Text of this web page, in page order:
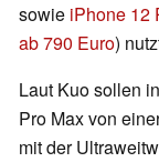
sowie iPhone 12
ab 790 Euro)
Laut Kuo sollen
Pro Max von
mit der